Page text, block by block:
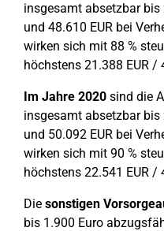
insgesamt absetzbar bis
und 48.610 EUR bei
wirken sich mit 88 %
höchstens 21.388 EUR /
Im Jahre 2020 sind die
insgesamt absetzbar bis
und 50.092 EUR bei
wirken sich mit 90 %
höchstens 22.541 EUR /
Die sonstigen
bis 1.900 Euro